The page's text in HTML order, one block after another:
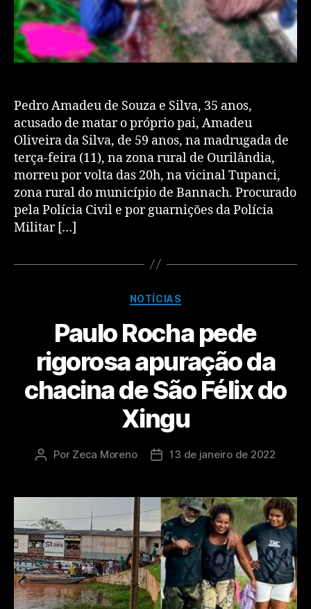
Pedro Amadeu de Souza e Silva, 35 anos,
acusado de matar o próprio pai, Amadeu
Oliveira da Silva, de 59 anos, na madrugada de
terça-feira (11), na zona rural de Ourilândia,
morreu por volta das 20h, na vicinal Tupanci,
zona rural do município de Bannach. Procurado
pela Polícia Civil e por guarnições da Polícia
Militar […]
NOTÍCIAS
Paulo Rocha pede
rigorosa apuração da
chacina de São Félix do
Xingu
Por Zeca Moreno 13 de janeiro de 2022